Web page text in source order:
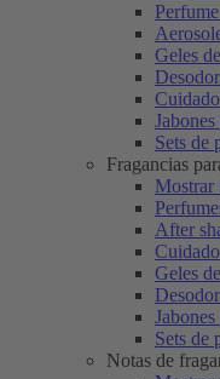
Geles
Sets de
Fragancias
Mostrar
After
Geles
Sets de
Notas de